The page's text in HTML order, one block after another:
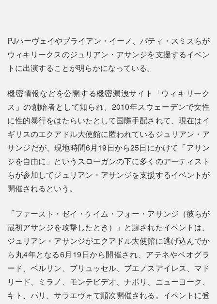
PJハーヴェイやブライアン・イーノ、パティ・スミスらが
ウィキリークスのジュリアン・アサンジを支援するイベン
トに出演することが明らかになっている。
機密情報などを公開する機密漏洩サイト「ウィキリーク
ス」の創始者として知られ、2010年スウェーデンで女性
に性的暴行をはたらいたとして国際手配されて、現在はイ
ギリスのエクアドル大使館に匿われているジュリアン・ア
サンジだが、現地時間6月19日から25日にかけて「アサン
ジを自由に」というスローガンの下に多くのアーティスト
らが参加してジュリアン・アサンジを支援するイベントが
開催されるという。
「ファースト・ゼイ・ケイム・フォー・アサンジ（彼らが
最初アサンジを攻撃したとき）」と題されたイベントは、
ジュリアン・アサンジがエクアドル大使館に逃げ込んでか
ら丸4年となる6月19日から開催され、アテネやベオグラ
ード、ベルリン、ブリュッセル、ブエノスアイレス、マド
リード、ミラノ、モンテビデオ、ナポリ、ニューヨーク、
キト、パリ、サラエヴォで順次開催される。イベントに登